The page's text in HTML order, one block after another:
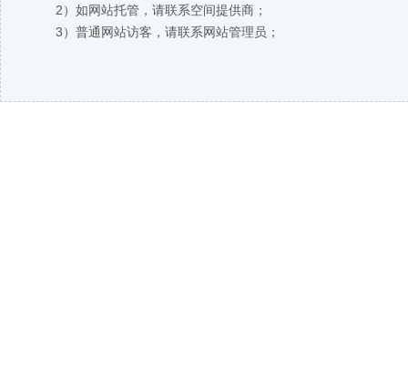
2）如网站托管，请联系空间提供商；
3）普通网站访客，请联系网站管理员；